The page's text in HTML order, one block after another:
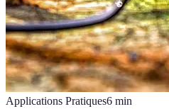
Applications Pratiques6 min